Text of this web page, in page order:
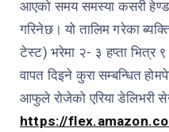
आएको समय समस्या कसरी
गरिनेछ। यो तालिम गरेका
टेस्ट) भरेमा २- ३ हप्ता भित्र
वापत दिइने कुरा सम्बन्धित
आफुले रोजेको एरिया डेलिभरी
https://